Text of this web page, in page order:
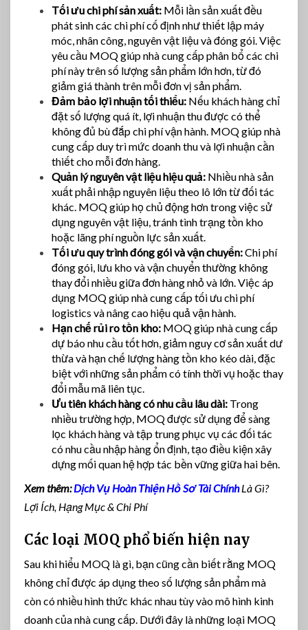
Tối ưu chi phí sản xuất: Mỗi lần sản xuất đều
phát sinh các chi phí cố định như thiết lập máy
móc, nhân công, nguyên vật liệu và đóng gói. Việc
yêu cầu MOQ giúp nhà cung cấp phân bổ các chi
phí này trên số lượng sản phẩm lớn hơn, từ đó
giảm giá thành trên mỗi đơn vị sản phẩm.
Đảm bảo lợi nhuận tối thiểu: Nếu khách hàng chỉ
đặt số lượng quá ít, lợi nhuận thu được có thể
không đủ bù đắp chi phí vận hành. MOQ giúp nhà
cung cấp duy trì mức doanh thu và lợi nhuận cần
thiết cho mỗi đơn hàng.
Quản lý nguyên vật liệu hiệu quả: Nhiều nhà sản
xuất phải nhập nguyên liệu theo lô lớn từ đối tác
khác. MOQ giúp họ chủ động hơn trong việc sử
dụng nguyên vật liệu, tránh tình trạng tồn kho
hoặc lãng phí nguồn lực sản xuất.
Tối ưu quy trình đóng gói và vận chuyển:Chi phí
đóng gói, lưu kho và vận chuyển thường không
thay đổi nhiều giữa đơn hàng nhỏ và lớn. Việc áp
dụng MOQ giúp nhà cung cấp tối ưu chi phí
logistics và nâng cao hiệu quả vận hành.
Hạn chế rủi ro tồn kho: MOQ giúp nhà cung cấp
dự báo nhu cầu tốt hơn, giảm nguy cơ sản xuất dư
thừa và hạn chế lượng hàng tồn kho kéo dài, đặc
biệt với những sản phẩm có tính thời vụ hoặc thay
đổi mẫu mã liên tục.
Ưu tiên khách hàng có nhu cầu lâu dài: Trong
nhiều trường hợp, MOQ được sử dụng để sàng
lọc khách hàng và tập trung phục vụ các đối tác
có nhu cầu nhập hàng ổn định, tạo điều kiện xây
dựng mối quan hệ hợp tác bền vững giữa hai bên.
Xem thêm: Dịch Vụ Hoàn Thiện Hồ Sơ Tài ChínhLà Gì?
Lợi Ích, Hạng Mục & Chi Phí
Các loại MOQ phổ biến hiện nay
Sau khi hiểu MOQ là gì, bạn cũng cần biết rằng MOQ
không chỉ được áp dụng theo số lượng sản phẩm mà
còn có nhiều hình thức khác nhau tùy vào mô hình kinh
doanh của nhà cung cấp. Dưới đây là những loại MOQ